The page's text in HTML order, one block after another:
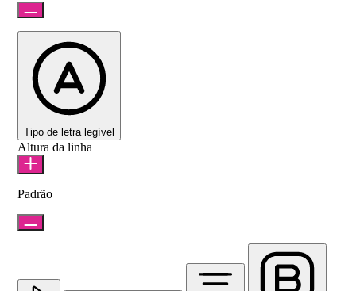
Tipo de letra legível
Altura da linha
Padrão